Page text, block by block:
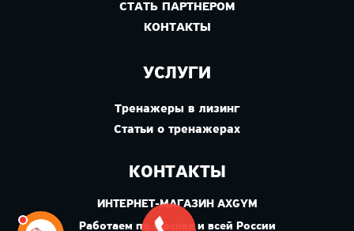
СТАТЬ ПАРТНЕРОМ
КОНТАКТЫ
УСЛУГИ
Тренажеры в лизинг
Статьи о тренажерах
КОНТАКТЫ
ИНТЕРНЕТ-МАГАЗИН AXGYM
Работаем по Москве и всей России